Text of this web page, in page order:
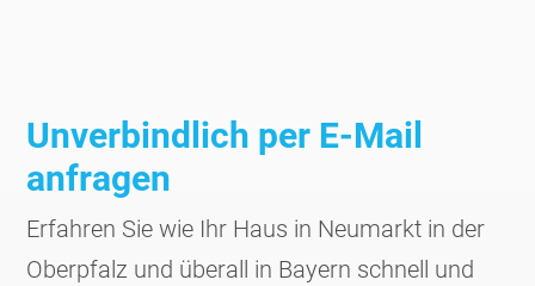
Unverbindlich per E-Mail
anfragen
Erfahren Sie wie Ihr Haus in Neumarkt in der
Ober­pfalz und überall in Bayern schnell und